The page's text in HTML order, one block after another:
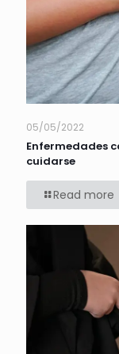
05/05/2022
Enfermedades
cuidarse
Read more